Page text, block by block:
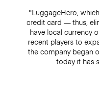
"LuggageHero,
credit card — thus,
have local currency
recent players to
the company began
today it has